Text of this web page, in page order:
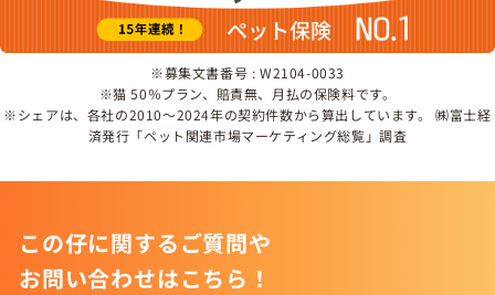
※募集文書番号 : W2104-0033
※猫 50％プラン、賠責無、月払の保険料です。
※シェアは、各社の2010～2024年の契約件数から算出しています。 ㈱富士経
済発行「ペット関連市場マーケティング総覧」調査
この仔に関するご質問や
お問い合わせはこちら！